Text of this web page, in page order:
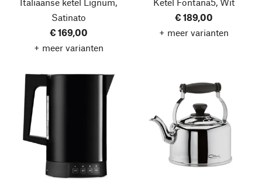
Satinato
€ 169,00
+ meer varianten
€ 189,00
+ meer varianten